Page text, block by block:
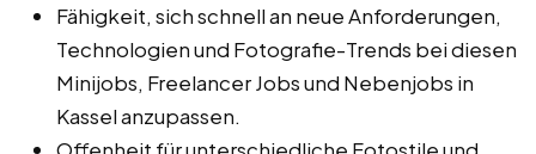
Fähigkeit, sich schnell an neue Anforderungen,
Technologien und Fotografie-Trends bei diesen
Minijobs, Freelancer Jobs und Nebenjobs in
Kassel anzupassen.